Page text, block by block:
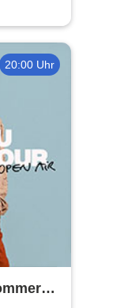
20:00 Uhr